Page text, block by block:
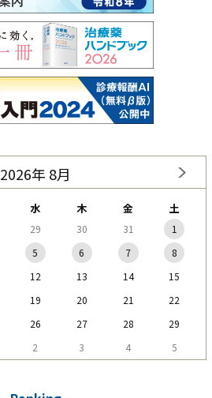
2026年 8月
水 木 金 土
29 30 31
1
5 6 7
8
12 13 14
15
19 20 21
22
26 27 28
29
2 3 4 5